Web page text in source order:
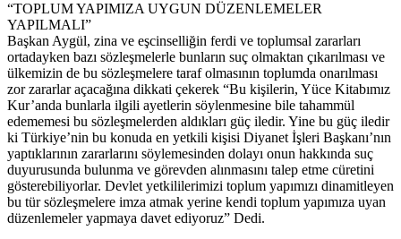
“TOPLUM YAPIMIZA UYGUN DÜZENLEMELER
YAPILMALI”
Başkan Aygül, zina ve eşcinselliğin ferdi ve toplumsal zararları
ortadayken bazı sözleşmelerle bunların suç olmaktan çıkarılması ve
ülkemizin de bu sözleşmelere taraf olmasının toplumda onarılması
zor zararlar açacağına dikkati çekerek “Bu kişilerin, Yüce Kitabımız
Kur’anda bunlarla ilgili ayetlerin söylenmesine bile tahammül
edememesi bu sözleşmelerden aldıkları güç iledir. Yine bu güç iledir
ki Türkiye’nin bu konuda en yetkili kişisi Diyanet İşleri Başkanı’nın
yaptıklarının zararlarını söylemesinden dolayı onun hakkında suç
duyurusunda bulunma ve görevden alınmasını talep etme cüretini
gösterebiliyorlar. Devlet yetkililerimizi toplum yapımızı dinamitleyen
bu tür sözleşmelere imza atmak yerine kendi toplum yapımıza uyan
düzenlemeler yapmaya davet ediyoruz” Dedi.